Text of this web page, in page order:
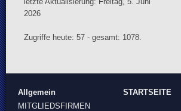
2026
Zugriffe heute: 57 - gesamt: 1078.
Allgemein
MITGLIEDSFIRMEN
STARTSEITE